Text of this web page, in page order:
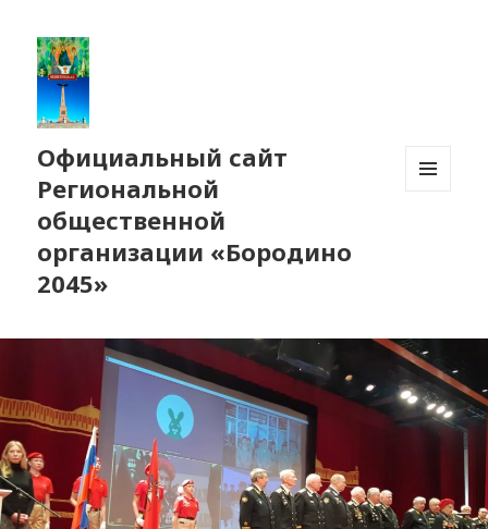
Официальный сайт
Региональной
общественной
организации «Бородино
2045»